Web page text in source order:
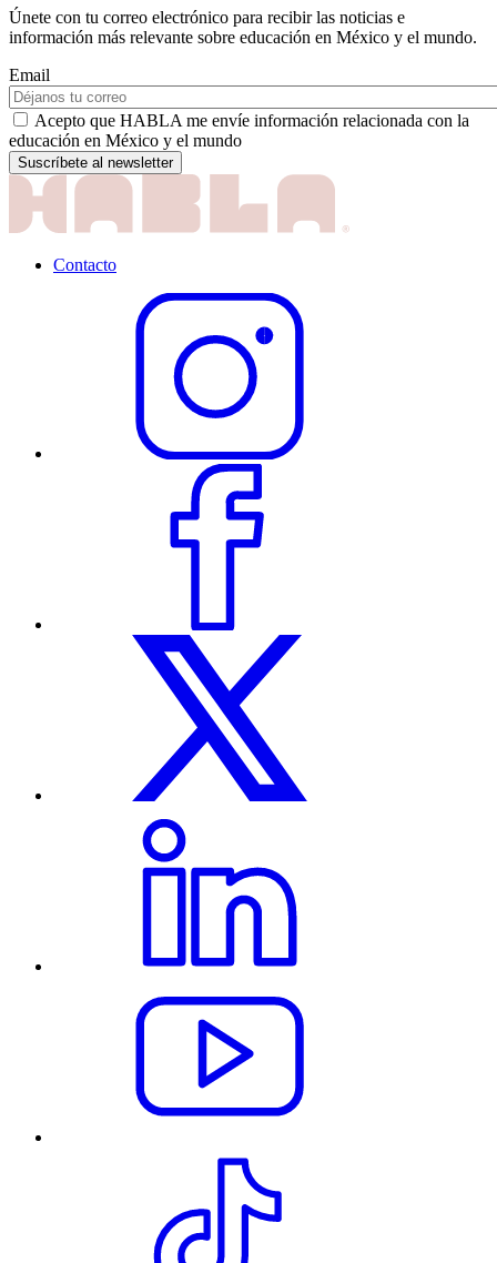
Únete con tu correo electrónico para recibir las noticias e
información más relevante sobre educación en México y el mundo.
Email
Acepto que HABLA me envíe información relacionada con la
educación en México y el mundo
Contacto